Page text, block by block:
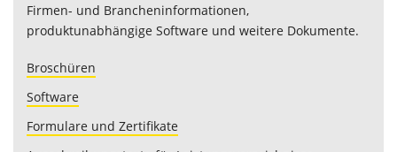
Firmen- und Brancheninformationen,
produktunabhängige Software und weitere Dokumente.
Broschüren
Software
Formulare und Zertifikate